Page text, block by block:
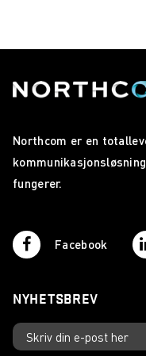
Northcom er en
fungerer.
Facebook
NYHETSBREV